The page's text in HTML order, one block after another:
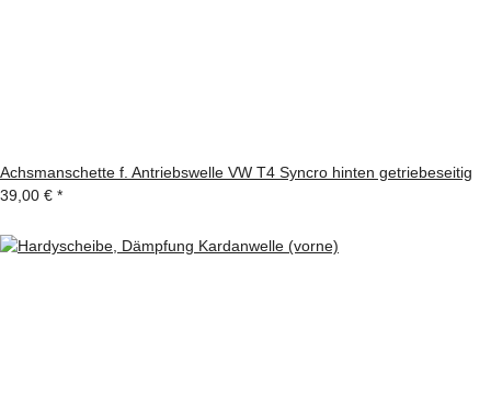
Achsmanschette f. Antriebswelle VW T4 Syncro hinten getriebeseitig
39,00 € *